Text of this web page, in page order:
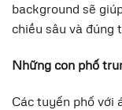
background sẽ
chiều sâu và đúng
Những con phố
Các tuyến phố với